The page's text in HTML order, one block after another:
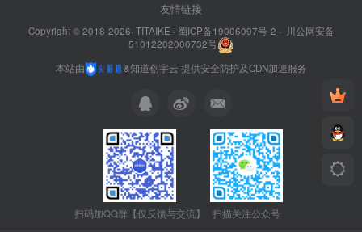
友情链接
Copyright © 2018-2026· TITAIKE · 蜀ICP备19006097号-2 · 川公网安备
51012202000732号
本站由
&知道创宇云 提供安全防护及CDN加速服务
扫码加QQ群【仅反馈与交流】 扫描关注公众号